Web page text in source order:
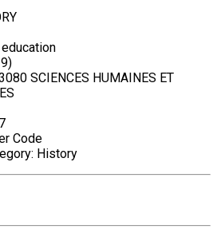
SCIENCES HUMAINES ET
Code
History